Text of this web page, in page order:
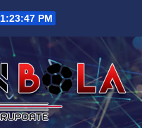
1:23:48 PM